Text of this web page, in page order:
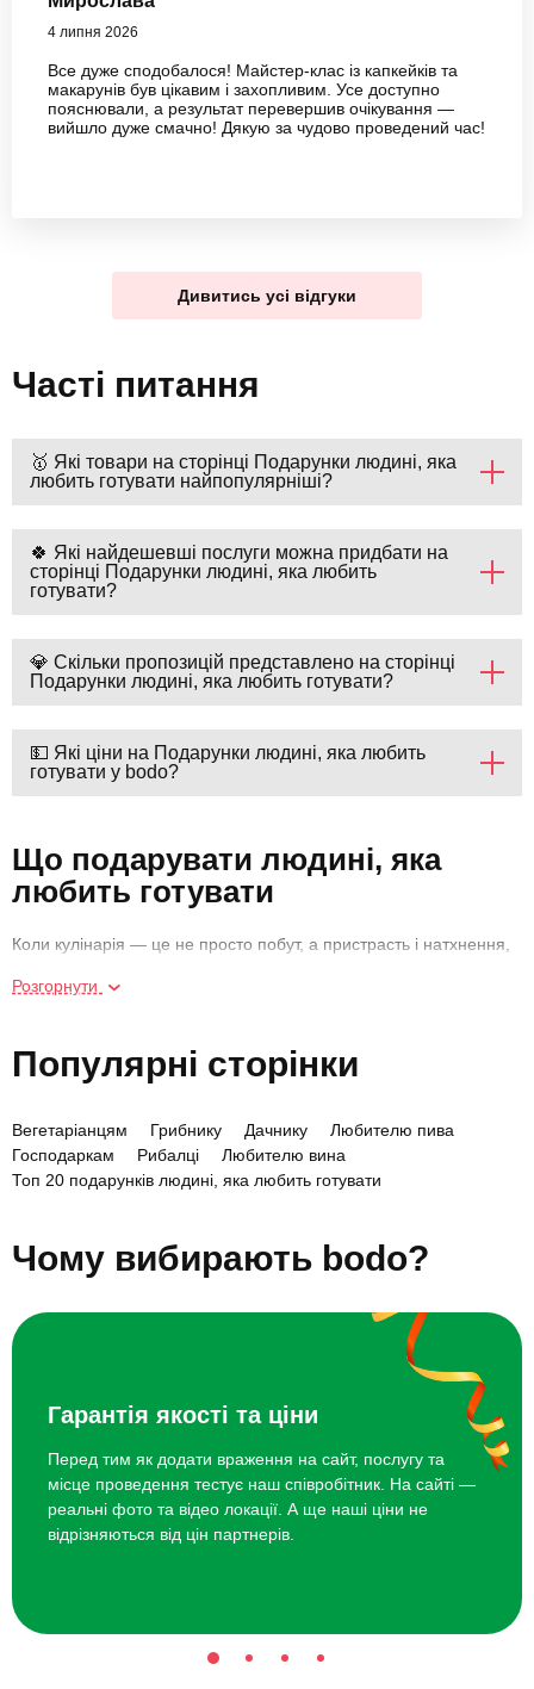
4 липня 2026
Все дуже сподобалося! Майстер-клас із капкейків та
макарунів був цікавим і захопливим. Усе доступно
пояснювали, а результат перевершив очікування —
вийшло дуже смачно! Дякую за чудово проведений час!
Дивитись усі відгуки
Часті питання
🥇 Які товари на сторінці Подарунки людині, яка
любить готувати найпопулярніші?
🍀 Які найдешевші послуги можна придбати на
сторінці Подарунки людині, яка любить
готувати?
💎 Скільки пропозицій представлено на сторінці
Подарунки людині, яка любить готувати?
💵 Які ціни на Подарунки людині, яка любить
готувати у bodo?
Що подарувати людині, яка
любить готувати
Коли кулінарія — це не просто побут, а пристрасть і натхнення,
шукаєте, що подарувати людині, яка любить готувати, оберіть
атмосфера та розвиток кулінарного таланту.
що можна дати — це досвід. Нове поєднання інгредієнтів, нова
техніка, інше бачення подачі. Навіть ті, хто давно впевнено
стоїть біля плити, завжди радіють нагоді навчитися чомусь
Топ-10 ідей подарунків людині,
яка любить готувати
Майстер-клас італійської кухні з приготуванням пасти;
Курс із декору тортів або випічки макаронів;
Створення авторських соусів та приправ;
Майстер-клас з карвінгу (декоративне різьблення по овочах);
Пивна або винна дегустація з фудпейрингом;
Розгорнути
Популярні сторінки
Вегетаріанцям Грибнику Дачнику
Любителю пива
Господаркам
Рибалці
Любителю вина
Топ 20 подарунків людині, яка любить готувати
Чому вибирають bodo?
Гарантія якості та ціни
Перед тим як додати враження на сайт, послугу та
місце проведення тестує наш співробітник. На сайті —
реальні фото та відео локації. А ще наші ціни не
відрізняються від цін партнерів.